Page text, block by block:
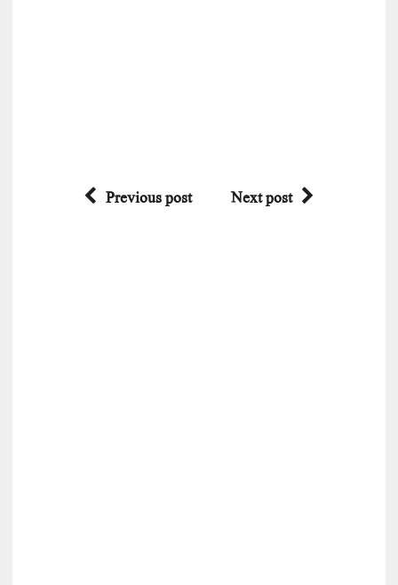
Previous post Next post